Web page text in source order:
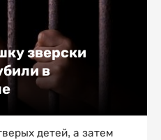
зверски
в
детей, а затем